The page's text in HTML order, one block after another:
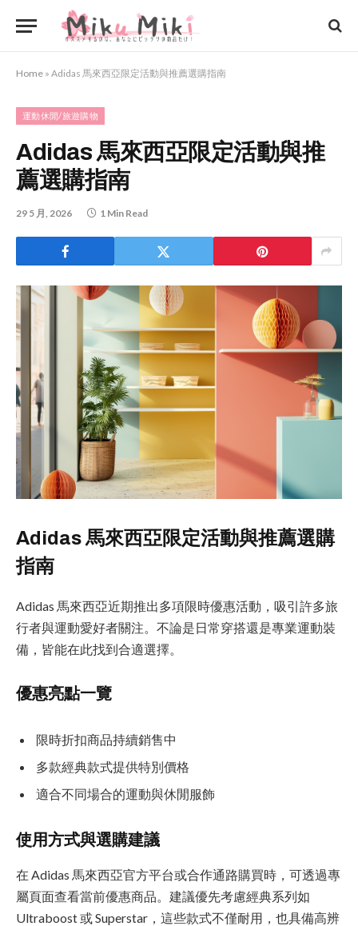
Home » Adidas 馬來西亞限定活動與推薦選購指南
運動休閒/旅遊購物
Adidas 馬來西亞限定活動與推
薦選購指南
29 5 月, 2026 1 Min Read
Adidas 馬來西亞限定活動與推薦選購
指南
Adidas 馬來西亞近期推出多項限時優惠活動，吸引許多旅
行者與運動愛好者關注。不論是日常穿搭還是專業運動裝
備，皆能在此找到合適選擇。
優惠亮點一覽
限時折扣商品持續銷售中
多款經典款式提供特別價格
適合不同場合的運動與休閒服飾
使用方式與選購建議
在 Adidas 馬來西亞官方平台或合作通路購買時，可透過專
屬頁面查看當前優惠商品。建議優先考慮經典系列如
Ultraboost 或 Superstar，這些款式不僅耐用，也具備高辨